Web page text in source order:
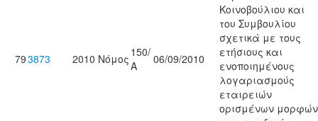
793873 2010 Νόμος 150/
Α
06/09/2010
Κοινοβούλιου και
του Συμβουλίου
σχετικά με τους
ετήσιους και
ενοποιημένους
λογαριασμούς
εταιρειών
ορισμένων μορφών